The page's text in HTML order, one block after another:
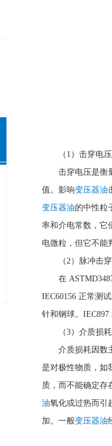
（1）击穿电压
击穿电压是衡
值。影响变压器油
变压器油的中性粒
率和介电常数，它
电微粒，但它不能
（2）脉冲击
在
IEC60156 正常测
针和钢球。
（3）介质损
介质损耗因数
是对极性物质，如
质，而不能确定存
油氧化或过热而引
加。一般变压器油